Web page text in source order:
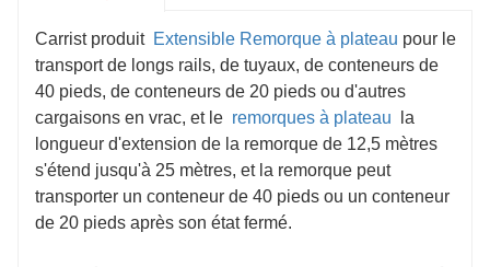
Carrist produit Extensible Remorque à plateau pour le
transport de longs rails, de tuyaux, de conteneurs de
40 pieds, de conteneurs de 20 pieds ou d'autres
cargaisons en vrac, et le remorques à plateau
la
longueur d'extension de la remorque de 12,5 mètres
s'étend jusqu'à 25 mètres, et la remorque peut
transporter un conteneur de 40 pieds ou un conteneur
de 20 pieds après son état fermé.